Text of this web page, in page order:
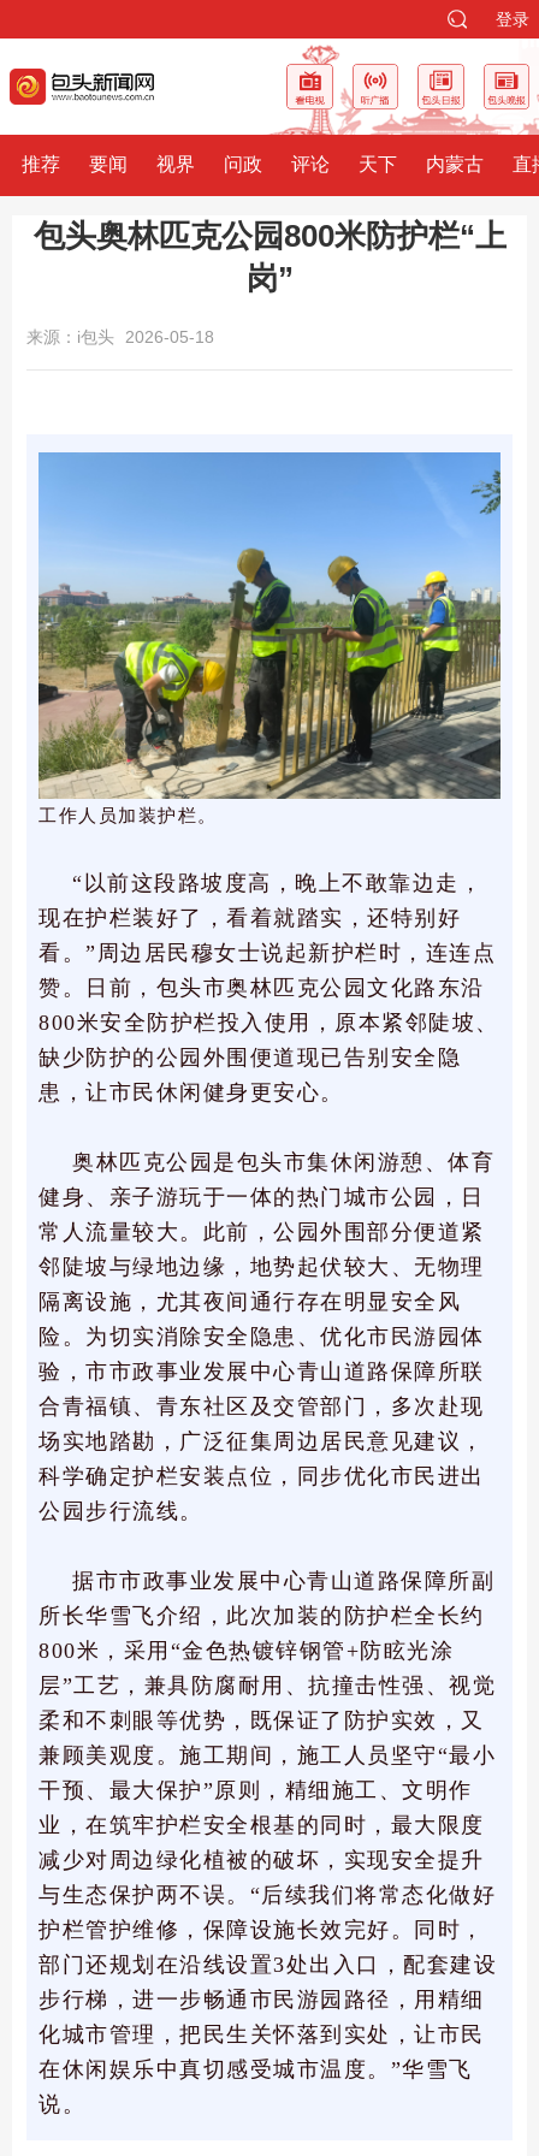
登录
推荐 要闻 视界 问政 评论 天下 内蒙古 直
包头奥林匹克公园800米防护栏“上
岗”
来源：i包头 2026-05-18
工作人员加装护栏。
“以前这段路坡度高，晚上不敢靠边走，
现在护栏装好了，看着就踏实，还特别好
看。”周边居民穆女士说起新护栏时，连连点
赞。日前，包头市奥林匹克公园文化路东沿
800米安全防护栏投入使用，原本紧邻陡坡、
缺少防护的公园外围便道现已告别安全隐
患，让市民休闲健身更安心。
奥林匹克公园是包头市集休闲游憩、体育
健身、亲子游玩于一体的热门城市公园，日
常人流量较大。此前，公园外围部分便道紧
邻陡坡与绿地边缘，地势起伏较大、无物理
隔离设施，尤其夜间通行存在明显安全风
险。为切实消除安全隐患、优化市民游园体
验，市市政事业发展中心青山道路保障所联
合青福镇、青东社区及交管部门，多次赴现
场实地踏勘，广泛征集周边居民意见建议，
科学确定护栏安装点位，同步优化市民进出
公园步行流线。
据市市政事业发展中心青山道路保障所副
所长华雪飞介绍，此次加装的防护栏全长约
800米，采用“金色热镀锌钢管+防眩光涂
层”工艺，兼具防腐耐用、抗撞击性强、视觉
柔和不刺眼等优势，既保证了防护实效，又
兼顾美观度。施工期间，施工人员坚守“最小
干预、最大保护”原则，精细施工、文明作
业，在筑牢护栏安全根基的同时，最大限度
减少对周边绿化植被的破坏，实现安全提升
与生态保护两不误。“后续我们将常态化做好
护栏管护维修，保障设施长效完好。同时，
部门还规划在沿线设置3处出入口，配套建设
步行梯，进一步畅通市民游园路径，用精细
化城市管理，把民生关怀落到实处，让市民
在休闲娱乐中真切感受城市温度。”华雪飞
说。